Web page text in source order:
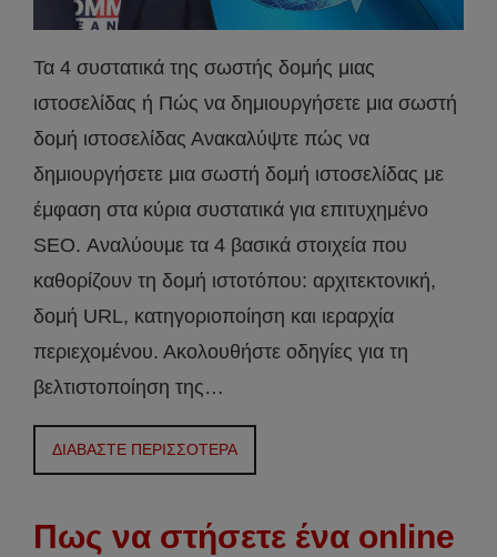
Τα 4 συστατικά της σωστής δομής μιας
ιστοσελίδας ή Πώς να δημιουργήσετε μια σωστή
δομή ιστοσελίδας Ανακαλύψτε πώς να
δημιουργήσετε μια σωστή δομή ιστοσελίδας με
έμφαση στα κύρια συστατικά για επιτυχημένο
SEO. Αναλύουμε τα 4 βασικά στοιχεία που
καθορίζουν τη δομή ιστοτόπου: αρχιτεκτονική,
δομή URL, κατηγοριοποίηση και ιεραρχία
περιεχομένου. Ακολουθήστε οδηγίες για τη
βελτιστοποίηση της…
ΔΙΑΒΑΣΤΕ ΠΕΡΙΣΣΟΤΕΡΑ
Πως να στήσετε ένα online